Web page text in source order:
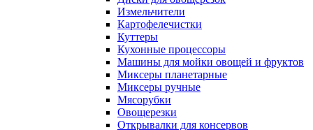
Измельчители
Картофелечистки
Куттеры
Кухонные процессоры
Машины для мойки овощей и фруктов
Миксеры планетарные
Миксеры ручные
Мясорубки
Овощерезки
Открывалки для консервов